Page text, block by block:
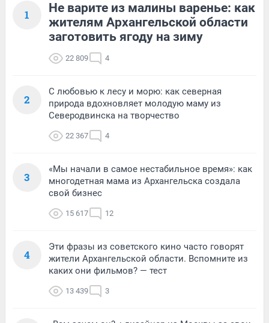
1
Не варите из малины варенье: как
жителям Архангельской области
заготовить ягоду на зиму
22 809 4
2
С любовью к лесу и морю: как северная
природа вдохновляет молодую маму из
Северодвинска на творчество
22 367 4
3
«Мы начали в самое нестабильное время»: как
многодетная мама из Архангельска создала
свой бизнес
15 617 12
4
Эти фразы из советского кино часто говорят
жители Архангельской области. Вспомните из
каких они фильмов? — тест
13 439 3